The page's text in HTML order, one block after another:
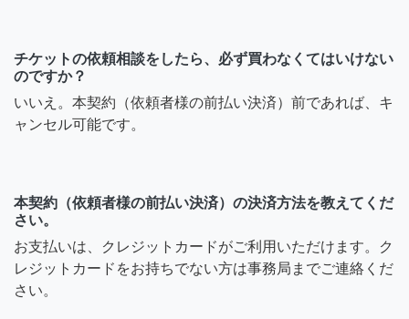
チケットの依頼相談をしたら、必ず買わなくてはいけない
のですか？
いいえ。本契約（依頼者様の前払い決済）前であれば、キ
ャンセル可能です。
本契約（依頼者様の前払い決済）の決済方法を教えてくだ
さい。
お支払いは、クレジットカードがご利用いただけます。ク
レジットカードをお持ちでない方は事務局までご連絡くだ
さい。